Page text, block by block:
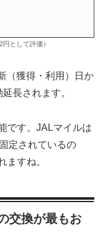
として評価）
（獲得・利用）日か
長されます。
です。JALマイルは
定されているの
ますね。
交換が最もお